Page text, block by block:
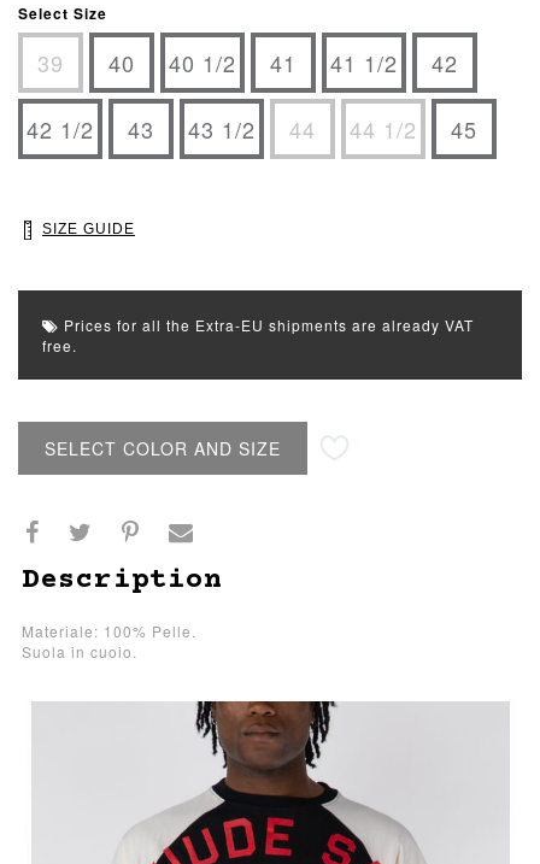
Select Size
39 40 40 1/2 41 41 1/2 42
42 1/2 43 43 1/2 44 44 1/2 45
SIZE GUIDE
Prices for all the Extra-EU shipments are already VAT
free.
SELECT COLOR AND SIZE
Description
Materiale: 100% Pelle.
Suola in cuoio.